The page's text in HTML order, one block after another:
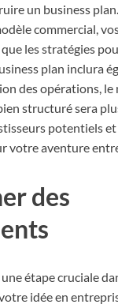
un business
commercial,
les stratégies
plan inclura
des opérations, le
structuré sera
potentiels
votre aventure
des
étape cruciale
idée en